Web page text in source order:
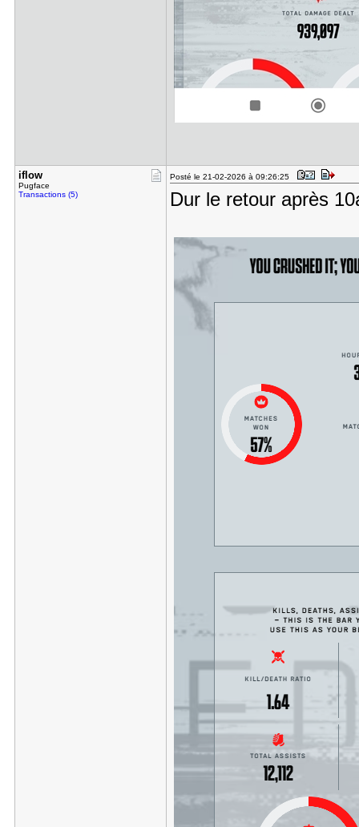
iflow
Pugface
Transactions (5)
Posté le 21-02-2026 à 09:26:25
Dur le retour après